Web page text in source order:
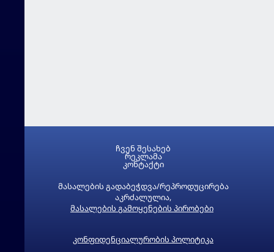
მასალების გადაბეჭდვა/რეპროდუცირება
აკრძალულია,
მასალების გამოყენების პირობები
კონფიდენციალურობის პოლიტიკა
ჩვენ შესახებ
რეკლამა
კონტაქტი